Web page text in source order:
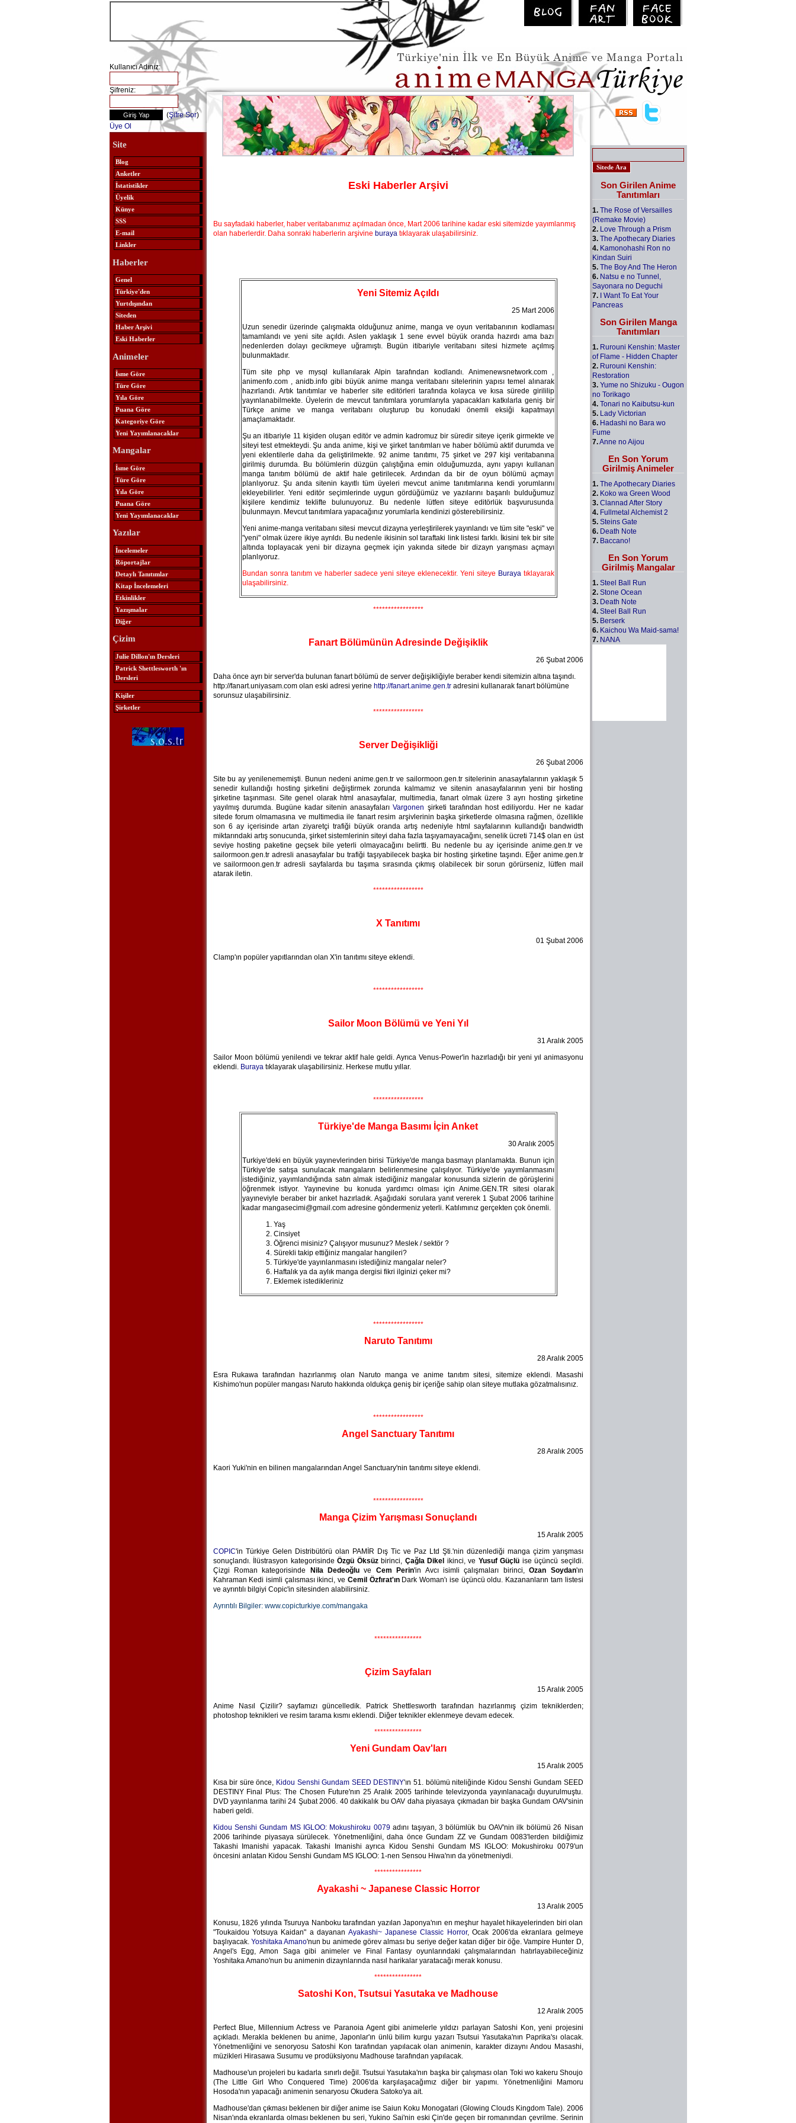
Kullanıcı Adınız:
Şifreniz:
(Şifre Sor)
Üye Ol
Site
Blog
Anketler
İstatistikler
Üyelik
Künye
SSS
E-mail
Linkler
Haberler
Genel
Türkiye'den
Yurtdışından
Siteden
Haber Arşivi
Eski Haberler
Animeler
İsme Göre
Türe Göre
Yıla Göre
Puana Göre
Kategoriye Göre
Yeni Yayımlanacaklar
Mangalar
İsme Göre
Türe Göre
Yıla Göre
Puana Göre
Yeni Yayımlanacaklar
Yazılar
İncelemeler
Röportajlar
Detaylı Tanıtımlar
Kitap İncelemeleri
Etkinlikler
Yazışmalar
Diğer
Çizim
Julie Dillon'ın Dersleri
Patrick Shettlesworth 'ın
Dersleri
Kişiler
Şirketler
Eski Haberler Arşivi
Bu sayfadaki haberler, haber veritabanımız açılmadan önce, Mart 2006 tarihine kadar eski sitemizde yayımlanmış
olan haberlerdir. Daha sonraki haberlerin arşivine burayatıklayarak ulaşabilirsiniz.
Yeni Sitemiz Açıldı
25 Mart 2006
Uzun senedir üzerinde çalışmakta olduğunuz anime, manga ve oyun veritabanının kodlaması
tamamlandı ve yeni site açıldı. Aslen yaklaşık 1 sene evvel büyük oranda hazırdı ama bazı
nedenlerden dolayı gecikmeye uğramıştı. Bugün itibariyle veritabanı sitesi hizmete açılmış
bulunmaktadır.
Tüm site php ve mysql kullanılarak Alpin tarafından kodlandı. Animenewsnetwork.com ,
animenfo.com , anidb.info gibi büyük anime manga veritabanı sitelerinin yapısı temel alınarak
hazırlandı. Artık tanıtımlar ve haberler site editörleri tarafında kolayca ve kısa sürede girililip
yayınlanabilmekte. Üyelerin de mevcut tanıtımlara yorumlarıyla yapacakları katkılarla geniş bir
Türkçe anime ve manga veritabanı oluşturup bu konudaki önemli eksiği kapatmayı
amaçlamaktadır.
Şu an itibariyle 11 kişiden oluşan editör ve admin kadromuz bir süredir siteye içerik girmekte ve
siteyi test etmekteydi. Şu anda anime, kişi ve şirket tanıtımları ve haber bölümü aktif durumda ve
yeni eklentilerle daha da geliştirilmekte. 92 anime tanıtımı, 75 şirket ve 297 kişi veritabanına
girilmiş durumda. Bu bölümlerin düzgün çalıştığına emin olduğumuzda, aynı yapıyı kullanan
manga tanıtım bölümü de aktif hale getirilecek. Ardından da bir de oyun bölümü açmayı
planlıyoruz. Şu anda sitenin kayıtlı tüm üyeleri mevcut anime tanıtımlarına kendi yorumlarını
ekleyebilirler. Yeni editör seçimlerinde uygun gördüğümüz ve yazılarını başarılı bulduğumuz
kişilere kendimiz teklifte bulunuyoruz. Bu nedenle lütfen siteye editörlük başvurusunda
bulunmayın. Mevcut tanıtımlara yapacağınız yorumlarla kendinizi gösterebilirsiniz.
Yeni anime-manga veritabanı sitesi mevcut dizayna yerleştirilerek yayınlandı ve tüm site "eski" ve
"yeni" olmak üzere ikiye ayrıldı. Bu nedenle ikisinin sol taraftaki link listesi farklı. İkisini tek bir site
altında toplayacak yeni bir dizayna geçmek için yakında sitede bir dizayn yarışması açmayı
planlıyoruz.
Bundan sonra tanıtım ve haberler sadece yeni siteye eklenecektir. Yeni siteye Burayatıklayarak
ulaşabilirsiniz.
*****************
Fanart Bölümünün Adresinde Değişiklik
26 Şubat 2006
Daha önce ayrı bir server'da bulunan fanart bölümü de server değişikliğiyle beraber kendi sitemizin altına taşındı.
http://fanart.uniyasam.com olan eski adresi yerine http://fanart.anime.gen.tradresini kullanarak fanart bölümüne
sorunsuz ulaşabilirsiniz.
*****************
Server Değişikliği
26 Şubat 2006
Site bu ay yenilenememişti. Bunun nedeni anime.gen.tr ve sailormoon.gen.tr sitelerinin anasayfalarının yaklaşık 5
senedir kullandığı hosting şirketini değiştirmek zorunda kalmamız ve sitenin anasayfalarının yeni bir hosting
şirketine taşınması. Site genel olarak html anasayfalar, multimedia, fanart olmak üzere 3 ayrı hosting şirketine
yayılmış durumda. Bugüne kadar sitenin anasayfalarıVargonen şirketi tarafından host ediliyordu. Her ne kadar
sitede forum olmamasına ve multimedia ile fanart resim arşivlerinin başka şirketlerde olmasına rağmen, özellikle
son 6 ay içerisinde artan ziyaretçi trafiği büyük oranda artış nedeniyle html sayfalarının kullandığı bandwidth
miktarındaki artış sonucunda, şirket sistemlerinin siteyi daha fazla taşıyamayacağını, senelik ücreti 714$ olan en üst
seviye hosting paketine geçsek bile yeterli olmayacağını belirtti. Bu nedenle bu ay içerisinde anime.gen.tr ve
sailormoon.gen.tr adresli anasayfalar bu trafiği taşıyabilecek başka bir hosting şirketine taşındı. Eğer anime.gen.tr
ve sailormoon.gen.tr adresli sayfalarda bu taşıma sırasında çıkmış olabilecek bir sorun görürseniz, lütfen mail
atarak iletin.
*****************
X Tanıtımı
01 Şubat 2006
Clamp'ın popüler yapıtlarından olan X'in tanıtımı siteye eklendi.
*****************
Sailor Moon Bölümü ve Yeni Yıl
31 Aralık 2005
Sailor Moon bölümü yenilendi ve tekrar aktif hale geldi. Ayrıca Venus-Power'in hazırladığı bir yeni yıl animasyonu
eklendi. Burayatıklayarak ulaşabilirsiniz. Herkese mutlu yıllar.
*****************
Türkiye'de Manga Basımı İçin Anket
30 Aralık 2005
Turkiye'deki en büyük yayınevlerinden birisi Türkiye'de manga basmayı planlamakta. Bunun için
Türkiye'de satışa sunulacak mangaların belirlenmesine çalışılıyor. Türkiye'de yayımlanmasını
istediğiniz, yayımlandığında satın almak istediğiniz mangalar konusunda sizlerin de görüşlerini
öğrenmek istiyor. Yayınevine bu konuda yardımcı olması için Anime.GEN.TR sitesi olarak
yayıneviyle beraber bir anket hazırladık. Aşağıdaki sorulara yanıt vererek 1 Şubat 2006 tarihine
kadar mangasecimi@gmail.com adresine göndermeniz yeterli. Katılımınız gerçekten çok önemli.
Yaş
Cinsiyet
Öğrenci misiniz? Çalışıyor musunuz? Meslek / sektör ?
Sürekli takip ettiğiniz mangalar hangileri?
Türkiye'de yayınlanmasını istediğiniz mangalar neler?
Haftalık ya da aylık manga dergisi fikri ilginizi çeker mi?
Eklemek istedikleriniz
*****************
Naruto Tanıtımı
28 Aralık 2005
Esra Rukawa tarafından hazırlanmış olan Naruto manga ve anime tanıtım sitesi, sitemize eklendi. Masashi
Kishimo'nun popüler mangası Naruto hakkında oldukça geniş bir içeriğe sahip olan siteye mutlaka gözatmalısınız.
*****************
Angel Sanctuary Tanıtımı
28 Aralık 2005
Kaori Yuki'nin en bilinen mangalarından Angel Sanctuary'nin tanıtımı siteye eklendi.
*****************
Manga Çizim Yarışması Sonuçlandı
15 Aralık 2005
COPIC'in Türkiye Gelen Distribütörü olan PAMİR Dış Tic ve Paz Ltd Şti.'nin düzenlediği manga çizim yarışması
sonuçlandı. İlüstrasyon kategorisinde Özgü Öksüzbirinci, Çağla Dikel ikinci, ve Yusuf Güçlü ise üçüncü seçildi.
Çizgi Roman kategorisinde
Nila Dedeoğlu ve Cem Perin'in Avcı isimli çalışmaları birinci,Ozan Soydan'ın
Kahraman Kedi isimli çalısması ikinci, ve Cemil Özfırat'ın Dark Woman'ı ise üçüncü oldu. Kazananların tam listesi
ve ayrıntılı bilgiyi Copic'in sitesinden alabilirsiniz.
Ayrıntılı Bilgiler: www.copicturkiye.com/mangaka
****************
Çizim Sayfaları
15 Aralık 2005
Anime Nasıl Çizilir? sayfamızı güncelledik. Patrick Shettlesworth tarafından hazırlanmış çizim tekniklerden;
photoshop teknikleri ve resim tarama kısmı eklendi. Diğer teknikler eklenmeye devam edecek.
****************
Yeni Gundam Oav'ları
15 Aralık 2005
Kısa bir süre önce, Kidou Senshi Gundam SEED DESTINY'ın 51. bölümü niteliğinde Kidou Senshi Gundam SEED
DESTINY Final Plus: The Chosen Future'nın 25 Aralık 2005 tarihinde televizyonda yayınlanacağı duyurulmuştu.
DVD yayınlanma tarihi 24 Şubat 2006. 40 dakikalık bu OAV daha piyasaya çıkmadan bir başka Gundam OAV'sinin
haberi geldi.
Kidou Senshi Gundam MS IGLOO: Mokushiroku 0079adını taşıyan, 3 bölümlük bu OAV'nin ilk bölümü 26 Nisan
2006 tarihinde piyasaya sürülecek. Yönetmenliğini, daha önce Gundam ZZ ve Gundam 0083'lerden bildiğimiz
Takashi Imanishi yapacak. Takashi Imanishi ayrıca Kidou Senshi Gundam MS IGLOO: Mokushiroku 0079'un
öncesini anlatan Kidou Senshi Gundam MS IGLOO: 1-nen Sensou Hiwa'nın da yönetmeniydi.
****************
Ayakashi ~ Japanese Classic Horror
13 Aralık 2005
Konusu, 1826 yılında Tsuruya Nanboku tarafından yazılan Japonya'nın en meşhur hayalet hikayelerinden biri olan
"Toukaidou Yotsuya Kaidan" a dayanan Ayakashi~ Japanese Classic Horror, Ocak 2006'da ekranlara gelmeye
başlıyacak. Yoshitaka Amano'nun bu animede görev alması bu seriye değer katan diğer bir öğe. Vampire Hunter D,
Angel's Egg, Amon Saga gibi animeler ve Final Fantasy oyunlarındaki çalışmalarından hatırlayabileceğiniz
Yoshitaka Amano'nun bu animenin dizaynlarında nasıl harikalar yaratacağı merak konusu.
****************
Satoshi Kon, Tsutsui Yasutaka ve Madhouse
12 Aralık 2005
Perfect Blue, Millennium Actress ve Paranoia Agent gibi animelerle yıldızı parlayan Satoshi Kon, yeni projesini
açıkladı. Merakla beklenen bu anime, Japonlar'ın ünlü bilim kurgu yazarı Tsutsui Yasutaka'nın Paprika'sı olacak.
Yönetmenliğini ve senoryosu Satoshi Kon tarafından yapılacak olan animenin, karakter dizaynı Andou Masashi,
müzikleri Hirasawa Susumu ve prodüksiyonu Madhouse tarafından yapılacak.
Madhouse'un projeleri bu kadarla sınırlı değil. Tsutsui Yasutaka'nın başka bir çalışması olan Toki wo kakeru Shoujo
(The Little Girl Who Conquered Time) 2006'da karşılaşacağımız diğer bir yapımı. Yönetmenliğini Mamoru
Hosoda'nın yapacağı animenin senaryosu Okudera Satoko'ya ait.
Madhouse'dan çıkması beklenen bir diğer anime ise Saiun Koku Monogatari (Glowing Clouds Kingdom Tale). 2006
Nisan'ında ekranlarda olması beklenen bu seri, Yukino Sai'nin eski Çin'de geçen bir romanından çevrilme. Serinin
Son Girilen Anime
Tanıtımları
1. The Rose of Versailles
(Remake Movie)
2. Love Through a Prism
3. The Apothecary Diaries
4. Kamonohashi Ron no
Kindan Suiri
5. The Boy And The Heron
6. Natsu e no Tunnel,
Sayonara no Deguchi
7. I Want To Eat Your
Pancreas
Son Girilen Manga
Tanıtımları
1. Rurouni Kenshin: Master
of Flame - Hidden Chapter
2. Rurouni Kenshin:
Restoration
3. Yume no Shizuku - Ougon
no Torikago
4. Tonari no Kaibutsu-kun
5. Lady Victorian
6. Hadashi no Bara wo
Fume
7.Anne no Aijou
En Son Yorum
Girilmiş Animeler
1. The Apothecary Diaries
2. Koko wa Green Wood
3. Clannad After Story
4. Fullmetal Alchemist 2
5. Steins Gate
6. Death Note
7. Baccano!
En Son Yorum
Girilmiş Mangalar
1. Steel Ball Run
2. Stone Ocean
3. Death Note
4. Steel Ball Run
5. Berserk
6. Kaichou Wa Maid-sama!
7. NANA